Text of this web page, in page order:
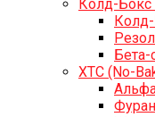
Колд-Бокс
Бета-
ХТС (No-